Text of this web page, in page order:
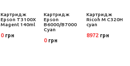
Картридж
Epson T3100X
Magent 140ml
0 грн
Картридж
Epson
B6000/B7000
Cyan
0 грн
Картридж
Ricoh M C320H
cyan
8972 грн